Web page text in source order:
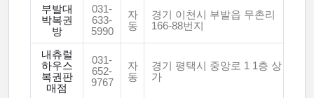
부발대
박복권
방
031-
633-
5990
자
동
경기 이천시 부발읍 무촌리
166-88번지
내츄럴
하우스
복권판
매점
031-
652-
9767
자
동
경기 평택시 중앙로 1 1층 상
가